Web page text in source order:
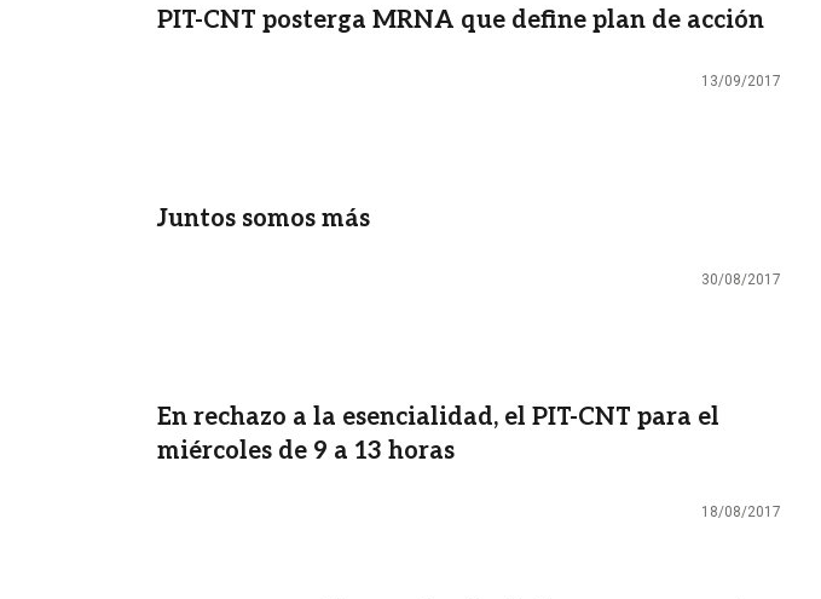
PIT-CNT posterga MRNA que define plan de acción
13/09/2017
Juntos somos más
30/08/2017
En rechazo a la esencialidad, el PIT-CNT para el
miércoles de 9 a 13 horas
18/08/2017